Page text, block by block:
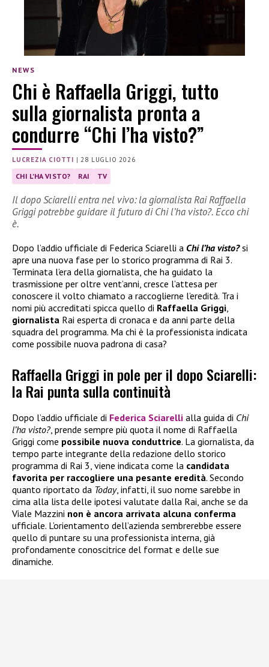
NEWS
Chi è Raffaella Griggi, tutto
sulla giornalista pronta a
condurre “Chi l’ha visto?”
LUCREZIA CIOTTI | 28 LUGLIO 2026
CHI L'HA VISTO? RAI TV
Il dopo Sciarelli entra nel vivo: la giornalista Rai Raffaella
Griggi potrebbe guidare il futuro di Chi l’ha visto?. Ecco chi
è.
Dopo l’addio ufficiale di Federica Sciarelli a Chi l’ha visto?si
apre una nuova fase per lo storico programma di Rai 3.
Terminata l’era della giornalista, che ha guidato la
trasmissione per oltre vent’anni, cresce l’attesa per
conoscere il volto chiamato a raccoglierne l’eredità. Tra i
nomi più accreditati spicca quello di Raffaella Griggi,
giornalista Rai esperta di cronaca e da anni parte della
squadra del programma. Ma chi è la professionista indicata
come possibile nuova padrona di casa?
Raffaella Griggi in pole per il dopo Sciarelli:
la Rai punta sulla continuità
Dopo l’addio ufficiale di Federica Sciarelli alla guida di Chi
l’ha visto? , prende sempre più quota il nome di Raffaella
Griggi come possibile nuova conduttrice. La giornalista, da
tempo parte integrante della redazione dello storico
programma di Rai 3, viene indicata come la candidata
favorita per raccogliere una pesante eredità. Secondo
quanto riportato da Today, infatti, il suo nome sarebbe in
cima alla lista delle ipotesi valutate dalla Rai, anche se da
Viale Mazzini non è ancora arrivata alcuna conferma
ufficiale. L’orientamento dell’azienda sembrerebbe essere
quello di puntare su una professionista interna, già
profondamente conoscitrice del format e delle sue
dinamiche.